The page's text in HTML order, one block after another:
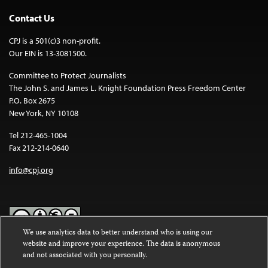
Contact Us
CPJ is a 501(c)3 non-profit.
Our EIN is 13-3081500.
Committee to Protect Journalists
The John S. and James L. Knight Foundation Press Freedom Center
P.O. Box 2675
New York, NY 10108
Tel 212-465-1004
Fax 212-214-0640
info@cpj.org
Except where noted, text on this website is licensed under a
Commons Attribution-NonCommercial-NoDerivatives 4.0
We use analytics data to better understand who is using our
website and improve your experience. The data is anonymous
and not associated with you personally.